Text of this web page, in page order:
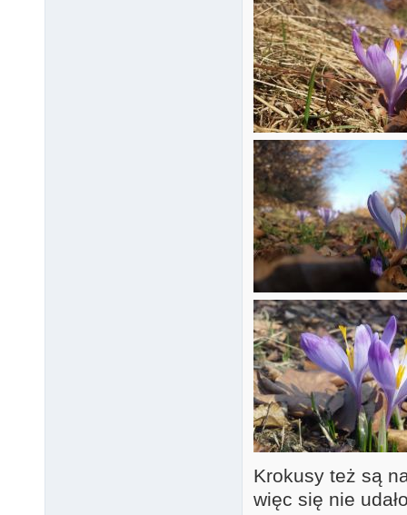
Krokusy też są
więc się nie